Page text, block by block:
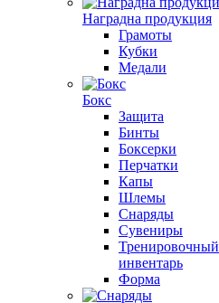
Наградна продукция
Грамоты
Кубки
Медали
Бокс
Защита
Бинты
Боксерки
Перчатки
Капы
Шлемы
Снаряды
Сувениры
Тренировочный
инвентарь
Форма